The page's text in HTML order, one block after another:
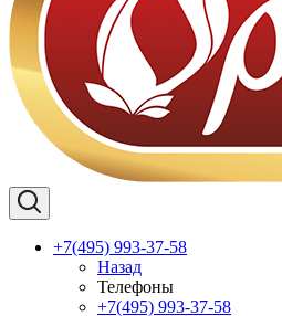
+7(495) 993-37-58
Назад
Телефоны
+7(495) 993-37-58